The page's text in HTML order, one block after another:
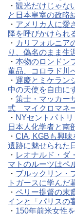
・ 観光だけじゃな
と日本皇室の政略
・ アメリカ人に愛
降を呼びかけられ
・ カリフォルニア
り、偽名のまま生
・ 本物のロンドン
董品、コロラド川
・ 運慶とミケラン
中の天使を自由に
・ 策士・マッカー
式 マイクロマネ
・ NYセントパト
日本人化学者と南
・ CIA, KGBも興味
遺跡に魅せられた
・ レオナルド・ダ
マトのルーツはペ
・ ブルックリン・
トガースに学んだ
・ ペリー提督の末
インと「パリスの
・ 150年前米女性